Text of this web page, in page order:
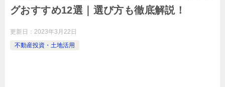
グおすすめ12選｜選び方も徹底解説！
更新日： 2023年3月22日
不動産投資・土地活用